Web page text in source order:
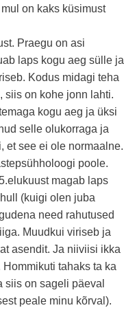
on kaks küsimust
Praegu on asi
laps kogu aeg sülle ja
Kodus midagi teha
siis on kohe jonn lahti.
kogu aeg ja üksi
selle olukorraga ja
et see ei ole normaalne.
poole.
magab laps
(kuigi olen juba
need rahutused
Muudkui viriseb ja
asendit. Ja niiviisi ikka
tahaks ta ka
siis on sageli päeval
peale minu kõrval).